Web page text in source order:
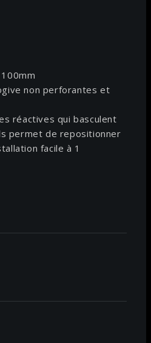
non perforantes et
réactives qui basculent
permet de repositionner
facile à 1